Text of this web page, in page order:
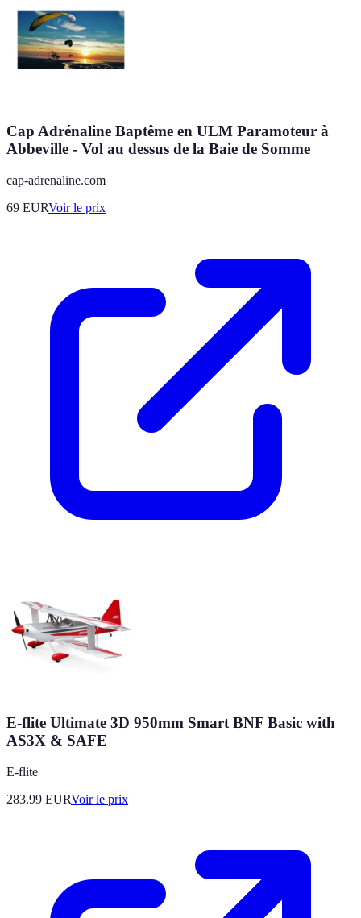
Cap Adrénaline Baptême en ULM Paramoteur à
Abbeville - Vol au dessus de la Baie de Somme
cap-adrenaline.com
69 EURVoir le prix
E-flite Ultimate 3D 950mm Smart BNF Basic with
AS3X & SAFE
E-flite
283.99 EURVoir le prix